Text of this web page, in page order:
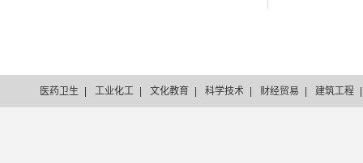
医药卫生 工业化工 文化教育 科学技术 财经贸易 建筑工程